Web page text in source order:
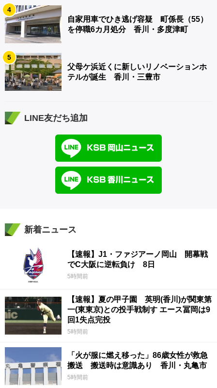
4
自家用車でひき逃げ容疑 町係長（55）
を停職6カ月処分 香川・多度津町
5
父母ケ浜近くに新しいリノベーションホ
テルが誕生 香川・三豊市
LINE友だち追加
新着ニュース
【速報】J1・ファジアーノ岡山 開幕戦
でC大阪に逆転負け 8日
5時間前
【速報】夏の甲子園 英明(香川)が関東第
一(東東京)との投手戦制す エース冨岡は9
回1失点完投
5時間前
「火が服に燃え移った」86歳女性が救急
搬送 搬送時は意識あり 香川・丸亀市
5時間前